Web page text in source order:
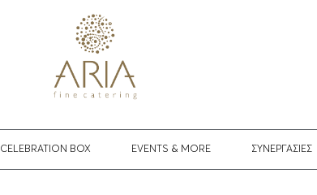
CELEBRATION BOX EVENTS & MORE ΣΥΝΕΡΓΑΣΙΕΣ